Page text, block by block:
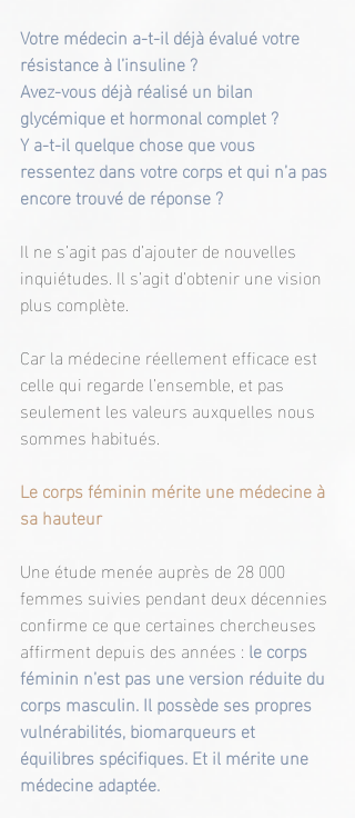
Votre médecin a-t-il déjà évalué votre
résistance à l’insuline ?
Avez-vous déjà réalisé un bilan
glycémique et hormonal complet ?
Y a-t-il quelque chose que vous
ressentez dans votre corps et qui n’a pas
encore trouvé de réponse ?
Il ne s’agit pas d’ajouter de nouvelles
inquiétudes. Il s’agit d’obtenir une vision
plus complète.
Car la médecine réellement efficace est
celle qui regarde l’ensemble, et pas
seulement les valeurs auxquelles nous
sommes habitués.
Le corps féminin mérite une médecine à
sa hauteur
Une étude menée auprès de 28 000
femmes suivies pendant deux décennies
confirme ce que certaines chercheuses
affirment depuis des années : le corps
féminin n’est pas une version réduite du
corps masculin. Il possède ses propres
vulnérabilités, biomarqueurs et
équilibres spécifiques. Et il mérite une
médecine adaptée.